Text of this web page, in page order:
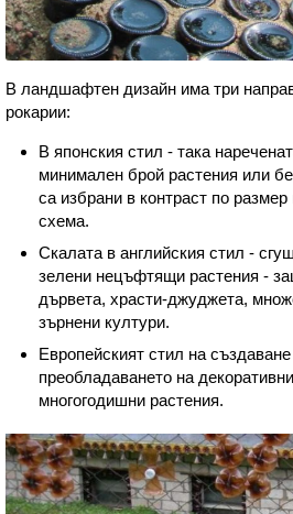
В ландшафтен дизайн има три
рокарии:
В японския стил - така
минимален брой растения или
са избрани в контраст по
схема.
Скалата в английския стил -
зелени нецъфтящи растения -
дървета, храсти-джуджета,
зърнени култури.
Европейският стил на
преобладаването на
многогодишни растения.